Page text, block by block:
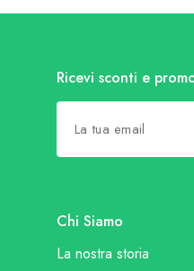
Ricevi sconti e
Chi Siamo
La nostra storia